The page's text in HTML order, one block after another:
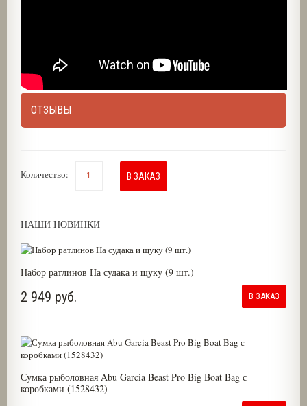
ОТЗЫВЫ
Количество: В ЗАКАЗ
НАШИ НОВИНКИ
Набор ратлинов На судака и щуку (9 шт.)
2 949 руб. В ЗАКАЗ
Сумка рыболовная Abu Garcia Beast Pro Big Boat Bag с
коробками (1528432)